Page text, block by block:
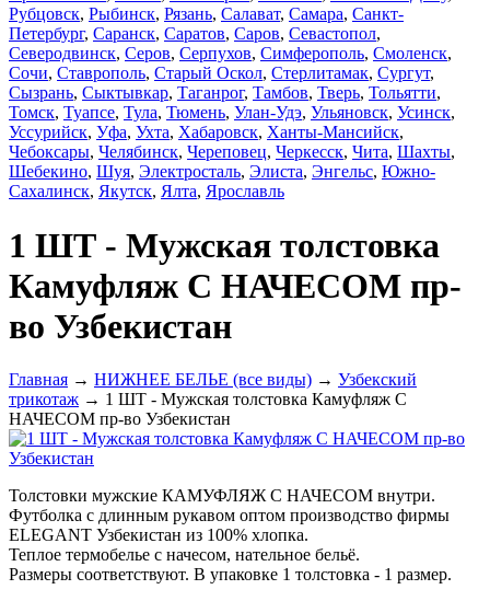
Рубцовск, Рыбинск, Рязань, Салават, Самара, Санкт-
Петербург, Саранск, Саратов, Саров, Севастопол,
Северодвинск, Серов, Серпухов, Симферополь, Смоленск,
Сочи, Ставрополь, Старый Оскол, Стерлитамак, Сургут,
Сызрань, Сыктывкар, Таганрог, Тамбов, Тверь, Тольятти,
Томск, Туапсе, Тула, Тюмень, Улан-Удэ, Ульяновск, Усинск,
Уссурийск, Уфа, Ухта, Хабаровск, Ханты-Мансийск,
Чебоксары, Челябинск, Череповец, Черкесск, Чита, Шахты,
Шебекино, Шуя, Электросталь, Элиста, Энгельс, Южно-
Сахалинск, Якутск, Ялта, Ярославль
1 ШТ - Мужская толстовка
Камуфляж С НАЧЕСОМ пр-
во Узбекистан
Главная → НИЖНЕЕ БЕЛЬЕ (все виды) → Узбекский
трикотаж → 1 ШТ - Мужская толстовка Камуфляж С
НАЧЕСОМ пр-во Узбекистан
Толстовки мужские КАМУФЛЯЖ С НАЧЕСОМ внутри.
Футболка с длинным рукавом оптом производство фирмы
ELEGANT Узбекистан из 100% хлопка.
Теплое термобелье с начесом, нательное бельё.
Размеры соответствуют. В упаковке 1 толстовка - 1 размер.